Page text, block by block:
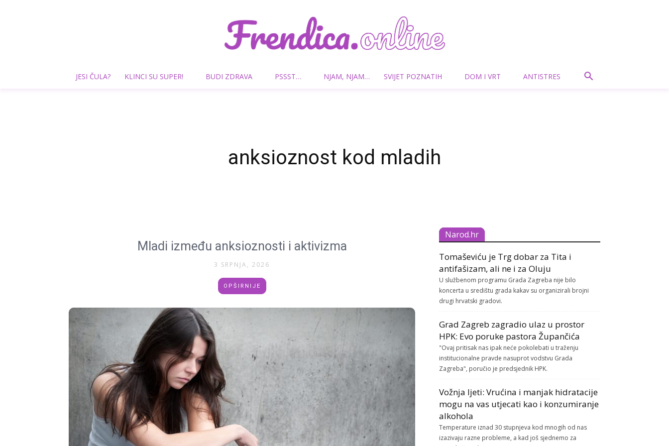
Frendica.online
JESI ČULA? KLINCI SU SUPER! BUDI ZDRAVA PSSST… NJAM, NJAM… SVIJET POZNATIH DOM I VRT ANTISTRES
anksioznost kod mladih
Mladi između anksioznosti i aktivizma
3 SRPNJA, 2026
OPŠIRNIJE
Narod.hr
Tomaševiću je Trg dobar za Tita i
antifašizam, ali ne i za Oluju
U službenom programu Grada Zagreba nije bilo
koncerta u središtu grada kakav su organizirali brojni
drugi hrvatski gradovi.
Grad Zagreb zagradio ulaz u prostor
HPK: Evo poruke pastora Župančića
"Ovaj pritisak nas ipak neće pokolebati u traženju
institucionalne pravde nasuprot vodstvu Grada
Zagreba", poručio je predsjednik HPK.
Vožnja ljeti: Vrućina i manjak hidratacije
mogu na vas utjecati kao i konzumiranje
alkohola
Temperature iznad 30 stupnjeva kod mnogih od nas
izazivaju razne probleme, a kad još sjednemo za